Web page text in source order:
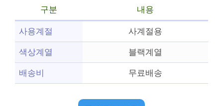
구분 내용
사용계절 사계절용
색상계열 블랙계열
배송비 무료배송